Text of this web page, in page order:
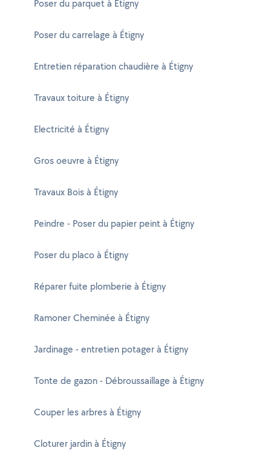
Poser du parquet à Étigny
Poser du carrelage à Étigny
Entretien réparation chaudière à Étigny
Travaux toiture à Étigny
Electricité à Étigny
Gros oeuvre à Étigny
Travaux Bois à Étigny
Peindre - Poser du papier peint à Étigny
Poser du placo à Étigny
Réparer fuite plomberie à Étigny
Ramoner Cheminée à Étigny
Jardinage - entretien potager à Étigny
Tonte de gazon - Débroussaillage à Étigny
Couper les arbres à Étigny
Cloturer jardin à Étigny